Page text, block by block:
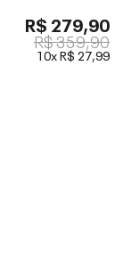
R$ 279,90
R$ 359,90
10xR$ 27,99